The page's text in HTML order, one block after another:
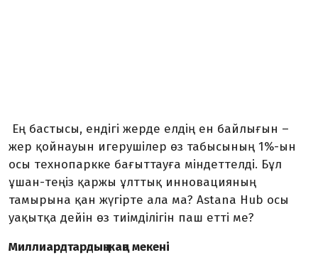
Ең бастысы, ендігі жерде елдің ен байлығын –
жер қойнауын игерушілер өз табысының 1%-ын
осы технопаркке бағыттауға міндеттелді. Бұл
ұшан-теңіз қаржы ұлттық инновацияның
тамырына қан жүгірте ала ма? Astana Hub осы
уақытқа дейін өз тиімділігін паш етті ме?
Миллиардтардың жаңа мекені